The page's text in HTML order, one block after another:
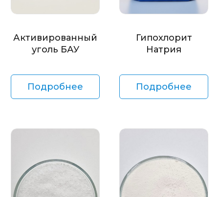
Активированный
уголь БАУ
Подробнее
Гипохлорит
Натрия
Подробнее